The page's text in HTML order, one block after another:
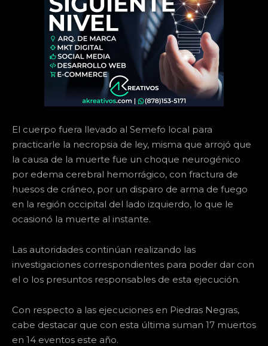
El cuerpo fuera llevado al Semefo local para
practicarle la necropsia de ley, misma que arrojó que
la causa de la muerte fue un choque neurogénico
por edema cerebral hemorrágico, con fractura de
huesos de cráneo, por un disparo de arma de fuego
en la región occipital del lado izquierdo, lo que le
ocasionó la muerte al instante.
Las autoridades continúan realizando las
investigaciones correspondientes para poder dar con
el o los presuntos responsables de esta ejecución.
Con respecto a las ejecuciones en Piedras Negras,
cabe destacar que con esta última suman 17 muertos
en 14 eventos este año.